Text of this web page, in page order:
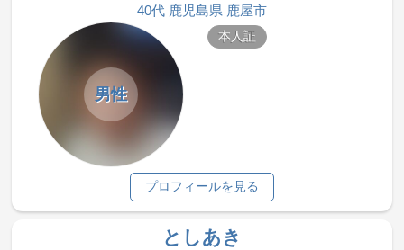
40代 鹿児島県 鹿屋市
男性
本人証
プロフィールを見る
としあき